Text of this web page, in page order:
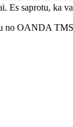
Es saprotu, ka
no OANDA